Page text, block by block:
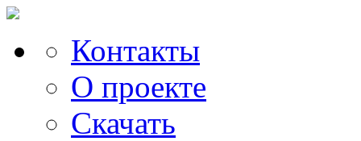
Контакты
О проекте
Скачать